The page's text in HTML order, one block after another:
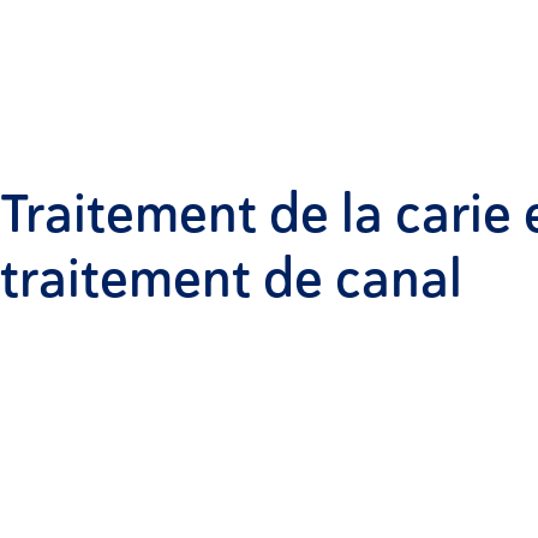
Traitement de la carie
traitement de canal